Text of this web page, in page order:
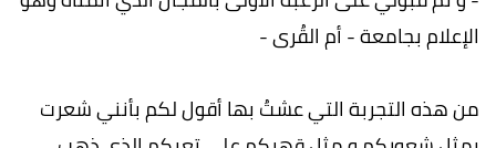
الإعلام بجامعة - أم القُرى -
من هذه التجربة التي عشتُ بها أقول لكم بأنني شعرت